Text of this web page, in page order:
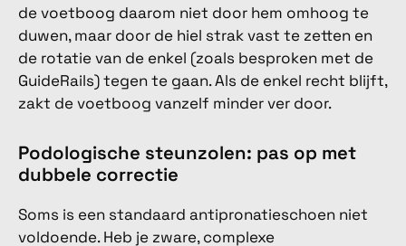
de voetboog daarom niet door hem omhoog te
duwen, maar door de hiel strak vast te zetten en
de rotatie van de enkel (zoals besproken met de
GuideRails) tegen te gaan. Als de enkel recht blijft,
zakt de voetboog vanzelf minder ver door.
Podologische steunzolen: pas op met
dubbele correctie
Soms is een standaard antipronatieschoen niet
voldoende. Heb je zware, complexe